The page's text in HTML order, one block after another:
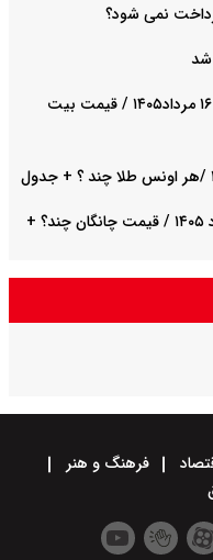
نمی شود؟
شد
قیمت بیت کوین،تتر و اتریوم امروز جمعه ۱۶ مرداد۱۴۰۵ / قیمت بیت
قیمت محصولات سایپا امروز جمعه ۱۶ مرداد ۱۴۰۵ / قیمت چانگان چند؟ +
فرهنگ و هنر